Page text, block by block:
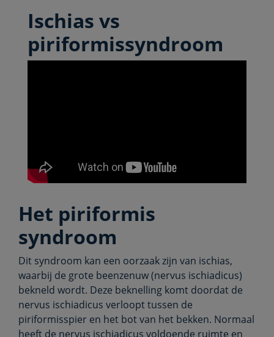
Ischias vs
piriformissyndroom
Het piriformis
syndroom
Dit syndroom kan een oorzaak zijn van ischias,
waarbij de grote beenzenuw (nervus ischiadicus)
bekneld wordt. Deze beknelling komt doordat de
nervus ischiadicus verloopt tussen de
piriformisspier en het bot van het bekken. Normaal
heeft de nervus ischiadicus voldoende ruimte en